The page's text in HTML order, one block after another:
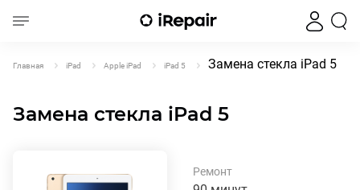
Главная iPad Apple iPad iPad 5 Замена стекла iPad 5
Замена стекла iPad 5
Ремонт